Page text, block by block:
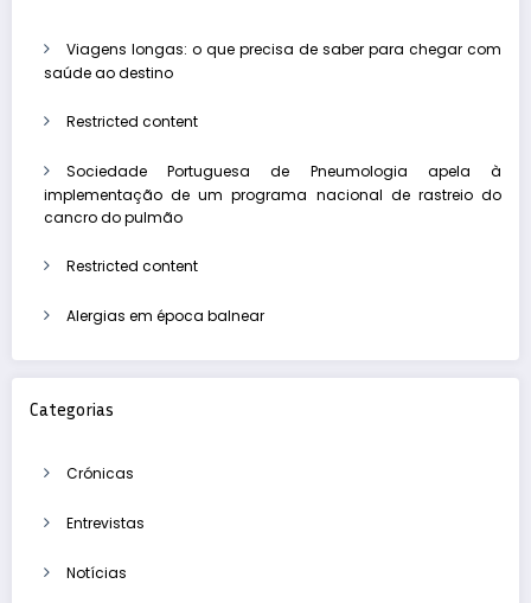
Viagens longas: o que precisa de saber para chegar com
saúde ao destino
Restricted content
Sociedade Portuguesa de Pneumologia apela à
implementação de um programa nacional de rastreio do
cancro do pulmão
Restricted content
Alergias em época balnear
Categorias
Crónicas
Entrevistas
Notícias